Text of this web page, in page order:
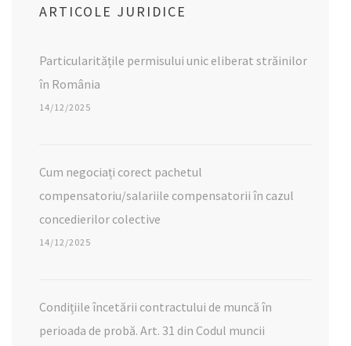
ARTICOLE JURIDICE
Particularitățile permisului unic eliberat străinilor
în România
14/12/2025
Cum negociați corect pachetul
compensatoriu/salariile compensatorii în cazul
concedierilor colective
14/12/2025
Condițiile încetării contractului de muncă în
perioada de probă. Art. 31 din Codul muncii